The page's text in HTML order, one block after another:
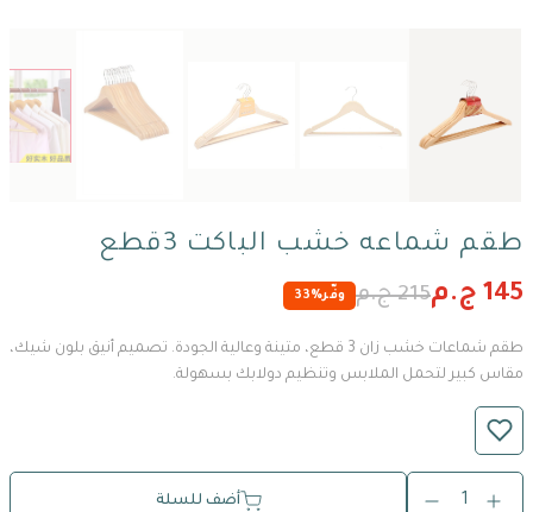
طقم شماعه خشب الباكت 3قطع
145 ج.م
215 ج.م وفّر33%
طقم شماعات خشب زان 3 قطع، متينة وعالية الجودة. تصميم أنيق بلون شيك،
مقاس كبير لتحمل الملابس وتنظيم دولابك بسهولة.
أضف للسلة 1